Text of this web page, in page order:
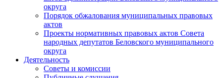
округа
Порядок обжалования муниципальных правовых
актов
Проекты нормативных правовых актов Совета
народных депутатов Беловского муниципального
округа
Деятельность
Советы и комиссии